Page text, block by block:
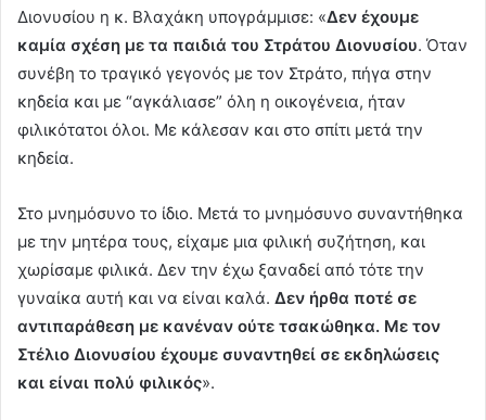
Διονυσίου η κ. Βλαχάκη υπογράμμισε: «Δεν έχουμε
καμία σχέση με τα παιδιά του Στράτου Διονυσίου. Όταν
συνέβη το τραγικό γεγονός με τον Στράτο, πήγα στην
κηδεία και με “αγκάλιασε” όλη η οικογένεια, ήταν
φιλικότατοι όλοι. Με κάλεσαν και στο σπίτι μετά την
κηδεία.
Στο μνημόσυνο το ίδιο. Μετά το μνημόσυνο συναντήθηκα
με την μητέρα τους, είχαμε μια φιλική συζήτηση, και
χωρίσαμε φιλικά. Δεν την έχω ξαναδεί από τότε την
γυναίκα αυτή και να είναι καλά. Δεν ήρθα ποτέ σε
αντιπαράθεση με κανέναν ούτε τσακώθηκα. Με τον
Στέλιο Διονυσίου έχουμε συναντηθεί σε εκδηλώσεις
και είναι πολύ φιλικός».